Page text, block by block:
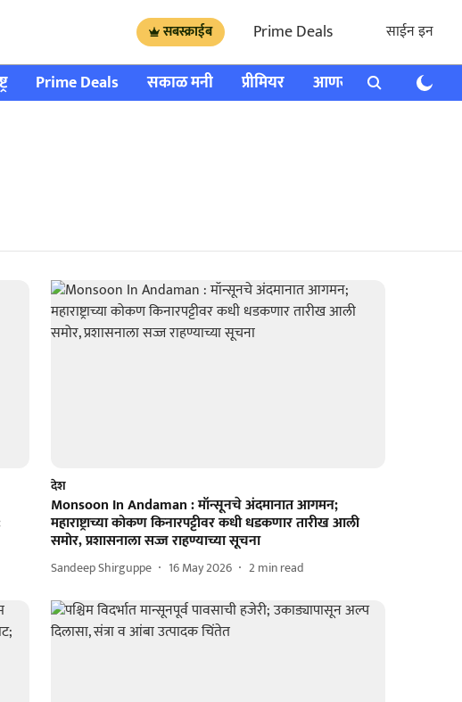
सबस्क्राईब Prime Deals साईन इन
Prime Deals सकाळ मनी प्रीमियर आणखी राशी भविष्य
देश
Monsoon In Andaman : मॉन्सूनचे अंदमानात आगमन;
महाराष्ट्राच्या कोकण किनारपट्टीवर कधी धडकणार तारीख आली
समोर, प्रशासनाला सज्ज राहण्याच्या सूचना
Sandeep Shirguppe 16 May 2026 2min read